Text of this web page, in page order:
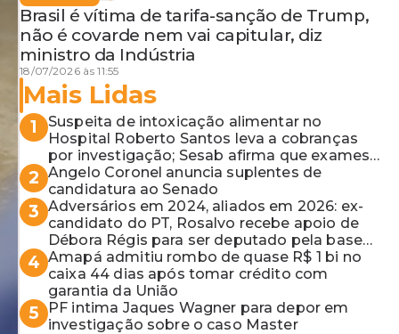
Brasil é vítima de tarifa-sanção de Trump,
não é covarde nem vai capitular, diz
ministro da Indústria
18/07/2026 às 11:55
Mais Lidas
1
Suspeita de intoxicação alimentar no
Hospital Roberto Santos leva a cobranças
por investigação; Sesab afirma que exames
não apontaram contaminação
2 Angelo Coronel anuncia suplentes de
candidatura ao Senado
3 Adversários em 2024, aliados em 2026: ex-
candidato do PT, Rosalvo recebe apoio de
Débora Régis para ser deputado pela base
de ACM Neto
4 Amapá admitiu rombo de quase R$ 1 bi no
caixa 44 dias após tomar crédito com
garantia da União
5
PF intima Jaques Wagner para depor em
investigação sobre o caso Master